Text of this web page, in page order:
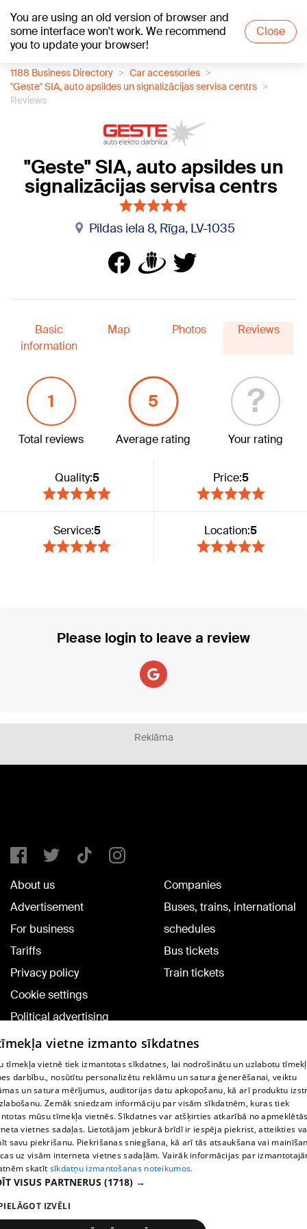
You are using an old version of browser and
some interface won't work. We recommend
you to update your browser!
Close
+19°C
1188 Business Directory
Car accessories
"Geste" SIA, auto apsildes un signalizācijas servisa centrs
Reviews
"Geste" SIA, auto apsildes un
signalizācijas servisa centrs
Pildas iela 8, Rīga, LV-1035
Basic
information
Map Photos Reviews
1
Total reviews
5
Average rating
?
Your rating
Quality:5 Price:5
Service:5 Location:5
Please login to leave a review
Reklāma
About us
Advertisement
For business
Tariffs
Privacy policy
Cookie settings
Political advertising
Cookie policy
Commenting terms
Companies
Buses, trains, international
schedules
Bus tickets
Train tickets
TV program
Contract rules
360 Ziņu kontakti
Helio Media
Vortal assistance service: e-mail -
vietne izmanto sīkdatnes
tīmekļa vietnē tiek izmantotas sīkdatnes, lai nodrošinātu un uzlabotu
darbību., nosūtītu personalizētu reklāmu un satura ģenerēšanai, veiktu
un satura mērījumus, auditorijas datu apkopošanu, kā arī produktu
Zemāk sniedzam informāciju par visām sīkdatnēm, kuras tiek
mūsu tīmekļa vietnēs. Sīkdatnes var atšķirties atkarībā no
vietnes sadaļas. Lietotājam jebkurā brīdī ir iespēja piekrist, atteikties
savu piekrišanu. Piekrišanas sniegšana, kā arī tās atsaukšana vai
uz visām interneta vietnes sadaļām. Vairāk informācijas par
skatīt sīkdatņu izmantošanas noteikumos.
VISUS PARTNERUS (1718) →
IZVĒLI